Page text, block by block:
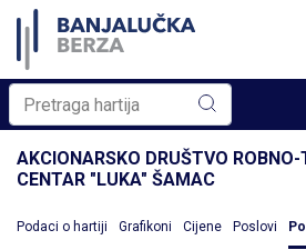
AKCIONARSKO DRUŠTVO
CENTAR "LUKA" ŠAMAC
Podaci o hartiji Grafikoni Cijene Poslovi